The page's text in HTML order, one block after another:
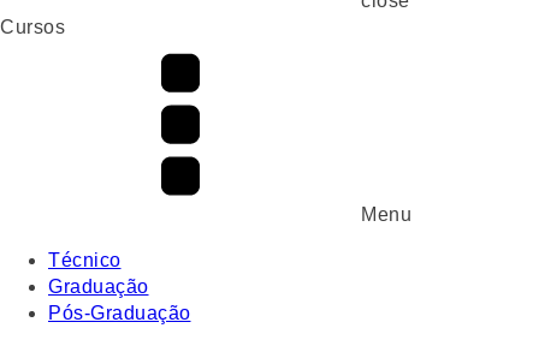
Cursos
Menu
Técnico
Graduação
Pós-Graduação